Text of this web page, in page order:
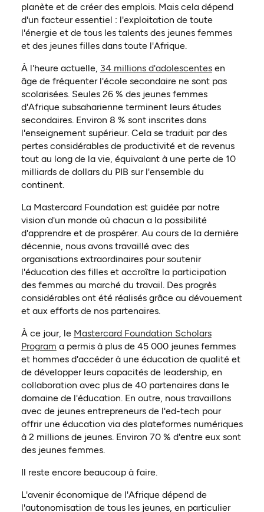
planète et de créer des emplois. Mais cela dépend
d'un facteur essentiel : l'exploitation de toute
l'énergie et de tous les talents des jeunes femmes
et des jeunes filles dans toute l'Afrique.
À l'heure actuelle, 34 millions d'adolescentes(ouvre
en
âge de fréquenter l'école secondaire ne sont pas
scolarisées. Seules 26 % des jeunes femmes
d'Afrique subsaharienne terminent leurs études
secondaires. Environ 8 % sont inscrites dans
l'enseignement supérieur. Cela se traduit par des
pertes considérables de productivité et de revenus
tout au long de la vie, équivalant à une perte de 10
milliards de dollars du PIB sur l'ensemble du
continent.
La Mastercard Foundation est guidée par notre
vision d'un monde où chacun a la possibilité
d'apprendre et de prospérer. Au cours de la dernière
décennie, nous avons travaillé avec des
organisations extraordinaires pour soutenir
l'éducation des filles et accroître la participation
des femmes au marché du travail. Des progrès
considérables ont été réalisés grâce au dévouement
et aux efforts de nos partenaires.
À ce jour, le Mastercard Foundation Scholars
Program a permis à plus de 45 000 jeunes femmes
et hommes d'accéder à une éducation de qualité et
de développer leurs capacités de leadership, en
collaboration avec plus de 40 partenaires dans le
domaine de l'éducation. En outre, nous travaillons
avec de jeunes entrepreneurs de l'ed-tech pour
offrir une éducation via des plateformes numériques
à 2 millions de jeunes. Environ 70 % d'entre eux sont
des jeunes femmes.
Il reste encore beaucoup à faire.
L'avenir économique de l'Afrique dépend de
l'autonomisation de tous les jeunes, en particulier